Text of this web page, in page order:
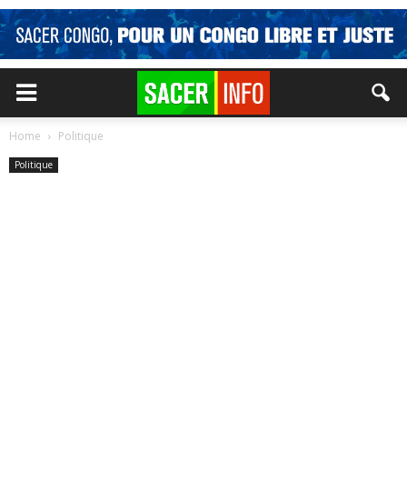
Home Politique
Politique